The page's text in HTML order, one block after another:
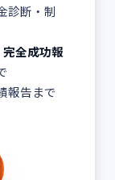
診断・制
全成功報
報告まで